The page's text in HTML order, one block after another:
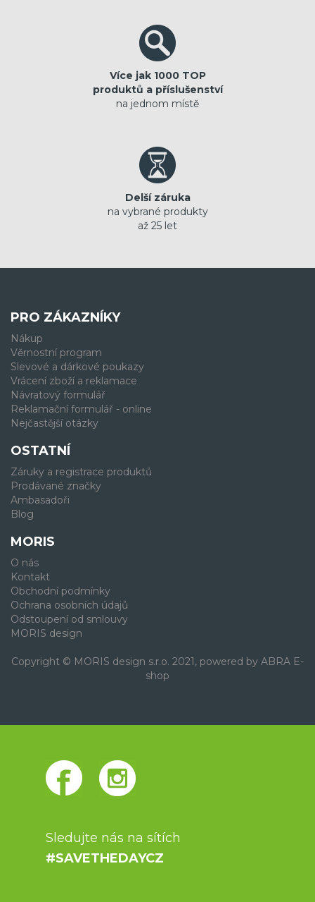
Více jak 1000 TOP
produktů a příslušenství
na jednom místě
Delší záruka
na vybrané produkty
až 25 let
PRO ZÁKAZNÍKY
Nákup
Věrnostní program
Slevové a dárkové poukazy
Vrácení zboží a reklamace
Návratový formulář
Reklamační formulář - online
Nejčastější otázky
OSTATNÍ
Záruky a registrace produktů
Prodávané značky
Ambasadoři
Blog
MORIS
O nás
Kontakt
Obchodní podmínky
Ochrana osobních údajů
Odstoupení od smlouvy
MORIS design
Copyright © MORIS design s.r.o. 2021, powered by ABRA E-
shop
Sledujte nás na sítích
#SAVETHEDAYCZ